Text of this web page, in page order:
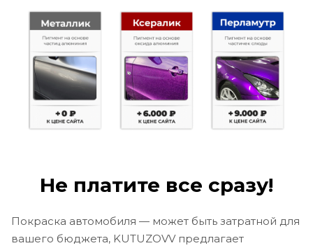
Не платите все сразу!
Покраска автомобиля — может быть затратной для
вашего бюджета, KUTUZOVV предлагает